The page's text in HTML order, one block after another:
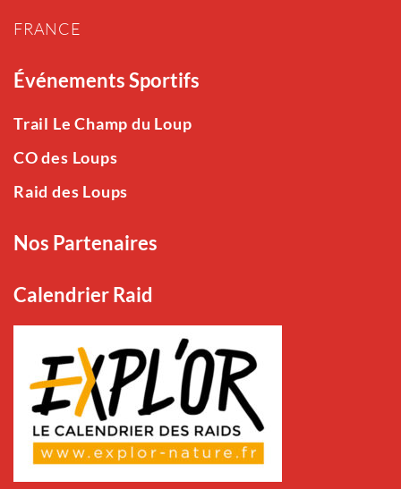
FRANCE
Événements Sportifs
Trail Le Champ du Loup
CO des Loups
Raid des Loups
Nos Partenaires
Calendrier Raid